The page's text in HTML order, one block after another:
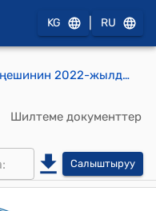
KG RU
Кеңеш айылдык кеңешинин 2022-жылдын 23-декабрындагы № 26/2 "Кара-Кулжа районунун Кенеш айылынын Ж.Жунусов жана Пор айылынын Б.Жолдошов атындагы көчөлөрүн жарыктандыруу үчүн түрткү берүүчү грантка өткөзүүгө өздүк салымга Кенеш айыл өкмөтунүн 2023-жылдын бюджетинен акча каражатын бөлүп берүү жөнүндө" токтому
Шилтеме документтер
Салыштыруу